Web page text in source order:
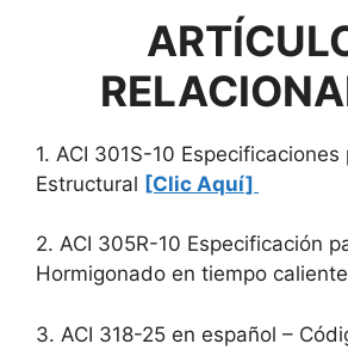
1. ACI 301S-10
Estructural [Clic Aquí]
2. ACI 305R-10 Especificación
Hormigonado en tiempo caliente
3. ACI 318-25 en español –